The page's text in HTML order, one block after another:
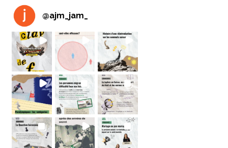
@ajm_jam_